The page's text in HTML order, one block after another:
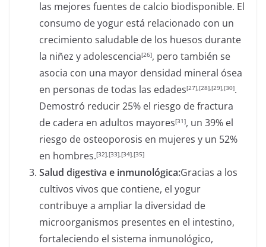
las mejores fuentes de calcio biodisponible. El
consumo de yogur está relacionado con un
crecimiento saludable de los huesos durante
la niñez y adolescencia[26], pero también se
asocia con una mayor densidad mineral ósea
en personas de todas las edades[27] ,[28],[29],[30].
Demostró reducir 25% el riesgo de fractura
de cadera en adultos mayores[31], un 39% el
riesgo de osteoporosis en mujeres y un 52%
en hombres.[32] ,[33],[34],[35]
Salud digestiva e inmunológica:Gracias a los
cultivos vivos que contiene, el yogur
contribuye a ampliar la diversidad de
microorganismos presentes en el intestino,
fortaleciendo el sistema inmunológico,